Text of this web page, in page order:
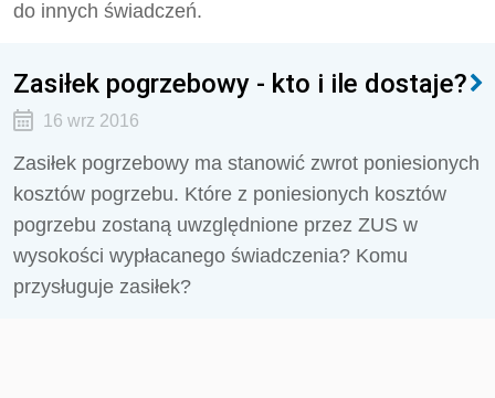
do innych świadczeń.
Zasiłek pogrzebowy - kto i ile dostaje?
16 wrz 2016
Zasiłek pogrzebowy ma stanowić zwrot poniesionych
kosztów pogrzebu. Które z poniesionych kosztów
pogrzebu zostaną uwzględnione przez ZUS w
wysokości wypłacanego świadczenia? Komu
przysługuje zasiłek?